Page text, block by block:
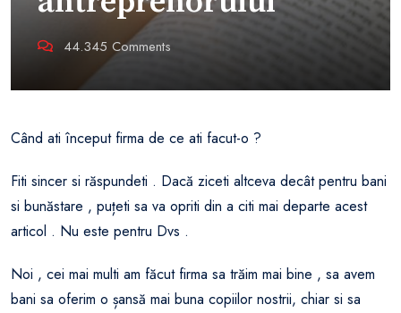
44.345 Comments
Când ati început firma de ce ati facut-o ?
Fiti sincer si răspundeti . Dacă ziceti altceva decât pentru bani
si bunăstare , puțeti sa va opriti din a citi mai departe acest
articol . Nu este pentru Dvs .
Noi , cei mai multi am făcut firma sa trăim mai bine , sa avem
bani sa oferim o șansă mai buna copiilor nostrii, chiar si sa